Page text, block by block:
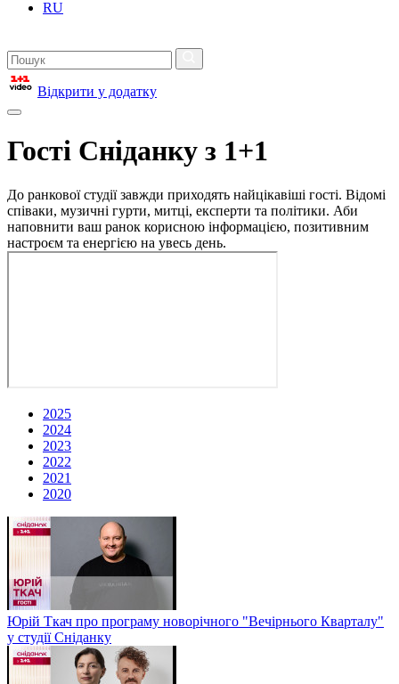
RU
Відкрити у додатку
Гості Сніданку з 1+1
До ранкової студії завжди приходять найцікавіші гості. Відомі
співаки, музичні гурти, митці, експерти та політики. Аби
наповнити ваш ранок корисною інформацією, позитивним
настроєм та енергією на увесь день.
2025
2024
2023
2022
2021
2020
Юрій Ткач про програму новорічного "Вечірнього Кварталу"
у студії Сніданку